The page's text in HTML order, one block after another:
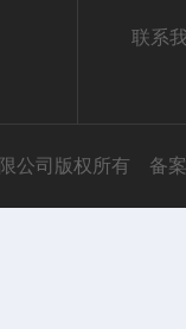
联系
公司版权所有 备